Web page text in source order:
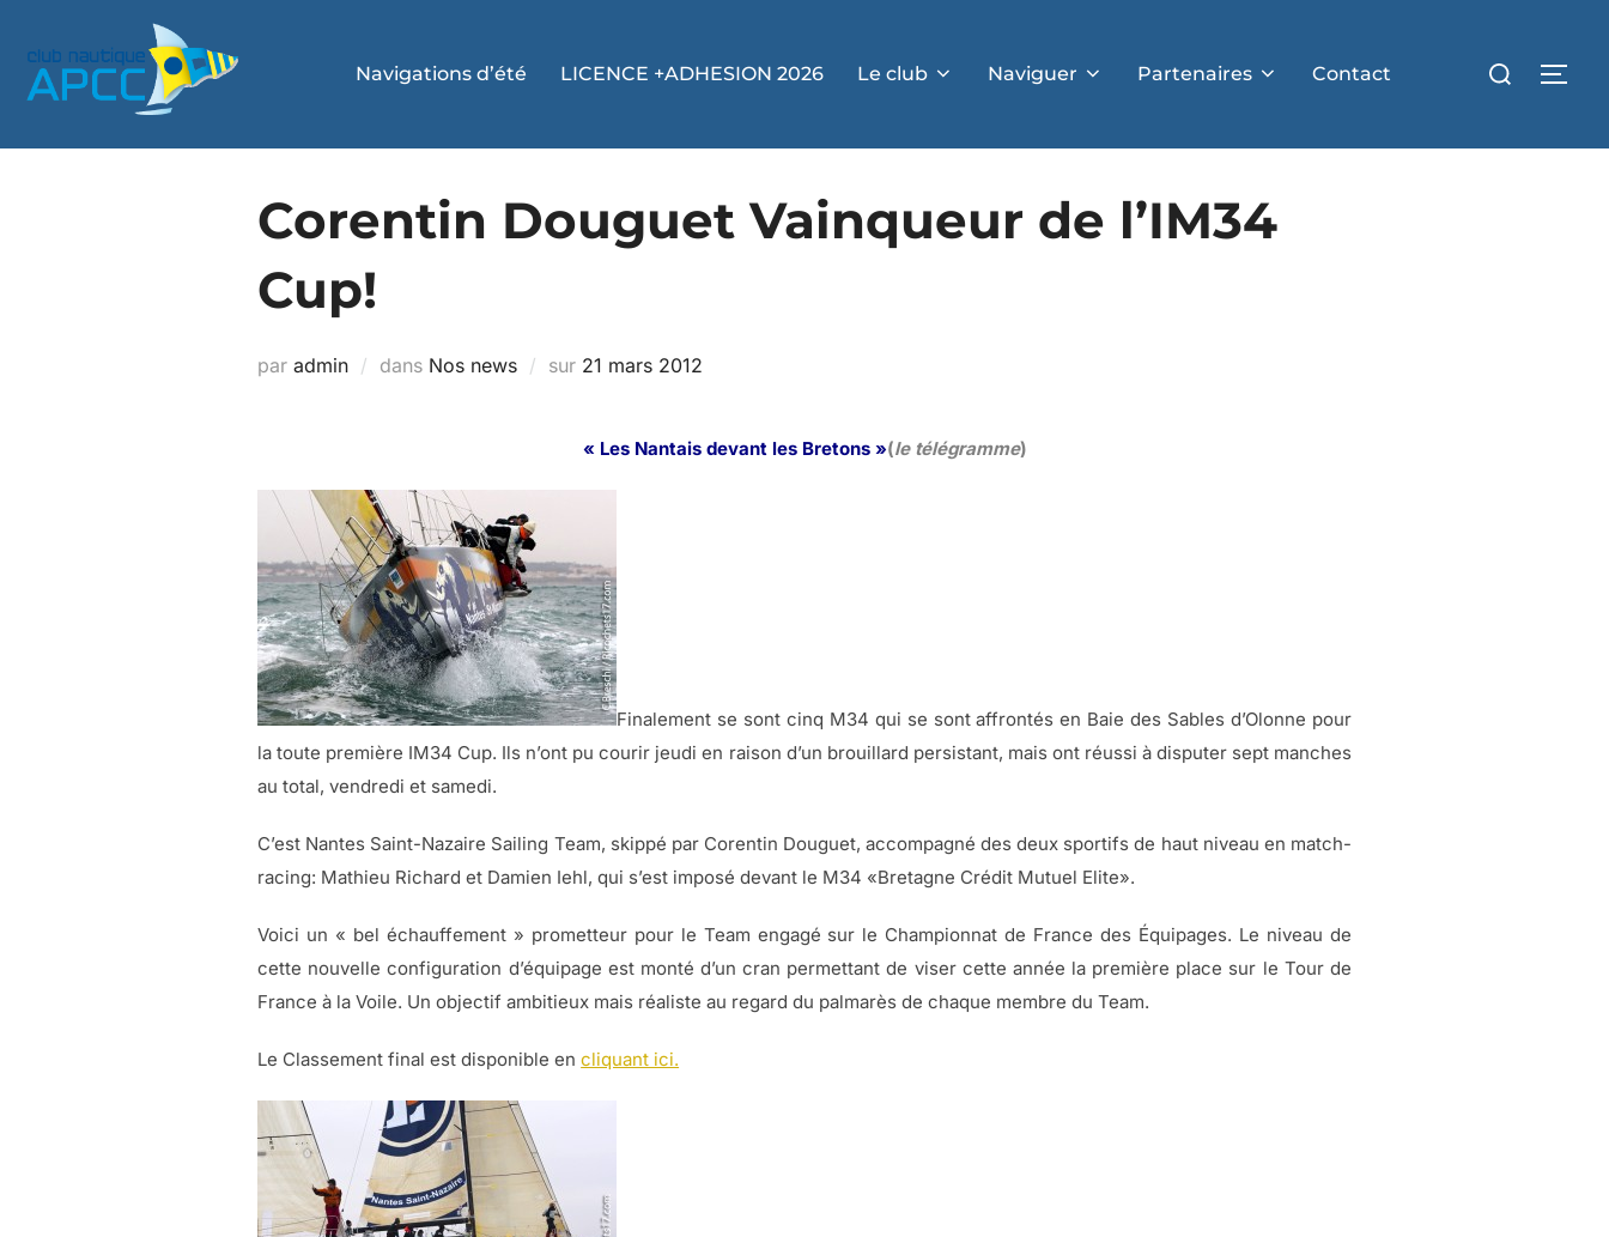
Navigations d’été LICENCE +ADHESION 2026 Le club Naviguer Partenaires Contact
Corentin Douguet Vainqueur de l’IM34
Cup!
paradmin dans Nos news sur 21 mars 2012
« Les Nantais devant les Bretons »(le télégramme)
Finalement se sont cinq M34 qui se sont affrontés en Baie des Sables d’Olonne pour
la toute première IM34 Cup. Ils n’ont pu courir jeudi en raison d’un brouillard persistant, mais ont réussi à disputer sept manches
au total, vendredi et samedi.
C’est Nantes Saint-Nazaire Sailing Team, skippé par Corentin Douguet, accompagné des deux sportifs de haut niveau en match-
racing: Mathieu Richard et Damien Iehl, qui s’est imposé devant le M34 «Bretagne Crédit Mutuel Elite».
Voici un « bel échauffement » prometteur pour le Team engagé sur le Championnat de France des Équipages. Le niveau de
cette nouvelle configuration d’équipage est monté d’un cran permettant de viser cette année la première place sur le Tour de
France à la Voile. Un objectif ambitieux mais réaliste au regard du palmarès de chaque membre du Team.
Le Classement final est disponible encliquant ici.